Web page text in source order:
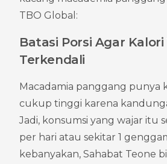
TBO Global:
Batasi Porsi Agar
Terkendali
Macadamia panggang punya
cukup tinggi karena
Jadi, konsumsi yang wajar itu
per hari atau sekitar 1
kebanyakan, Sahabat Teone